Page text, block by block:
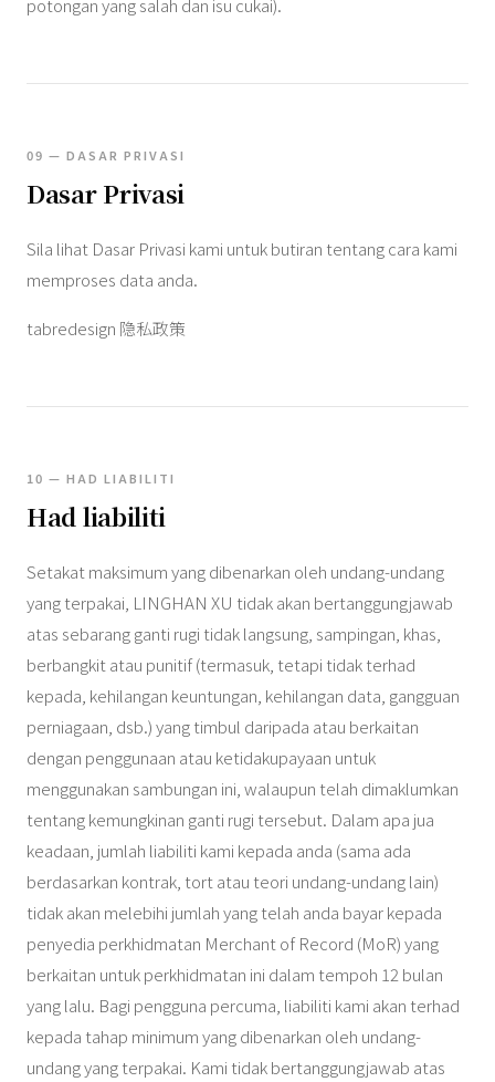
potongan yang salah dan isu cukai).
09 — DASAR PRIVASI
Dasar Privasi
Sila lihat Dasar Privasi kami untuk butiran tentang cara kami
memproses data anda.
tabredesign 隐私政策
10 — HAD LIABILITI
Had liabiliti
Setakat maksimum yang dibenarkan oleh undang-undang
yang terpakai, LINGHAN XU tidak akan bertanggungjawab
atas sebarang ganti rugi tidak langsung, sampingan, khas,
berbangkit atau punitif (termasuk, tetapi tidak terhad
kepada, kehilangan keuntungan, kehilangan data, gangguan
perniagaan, dsb.) yang timbul daripada atau berkaitan
dengan penggunaan atau ketidakupayaan untuk
menggunakan sambungan ini, walaupun telah dimaklumkan
tentang kemungkinan ganti rugi tersebut. Dalam apa jua
keadaan, jumlah liabiliti kami kepada anda (sama ada
berdasarkan kontrak, tort atau teori undang-undang lain)
tidak akan melebihi jumlah yang telah anda bayar kepada
penyedia perkhidmatan Merchant of Record (MoR) yang
berkaitan untuk perkhidmatan ini dalam tempoh 12 bulan
yang lalu. Bagi pengguna percuma, liabiliti kami akan terhad
kepada tahap minimum yang dibenarkan oleh undang-
undang yang terpakai. Kami tidak bertanggungjawab atas